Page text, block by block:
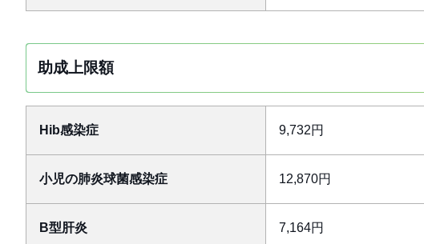
助成上限額
Hib感染症 9,732円
小児の肺炎球菌感染症 12,870円
B型肝炎 7,164円